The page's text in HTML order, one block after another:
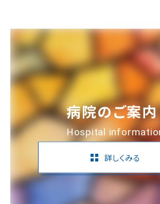
病院のご案内
Hospital
詳しくみる